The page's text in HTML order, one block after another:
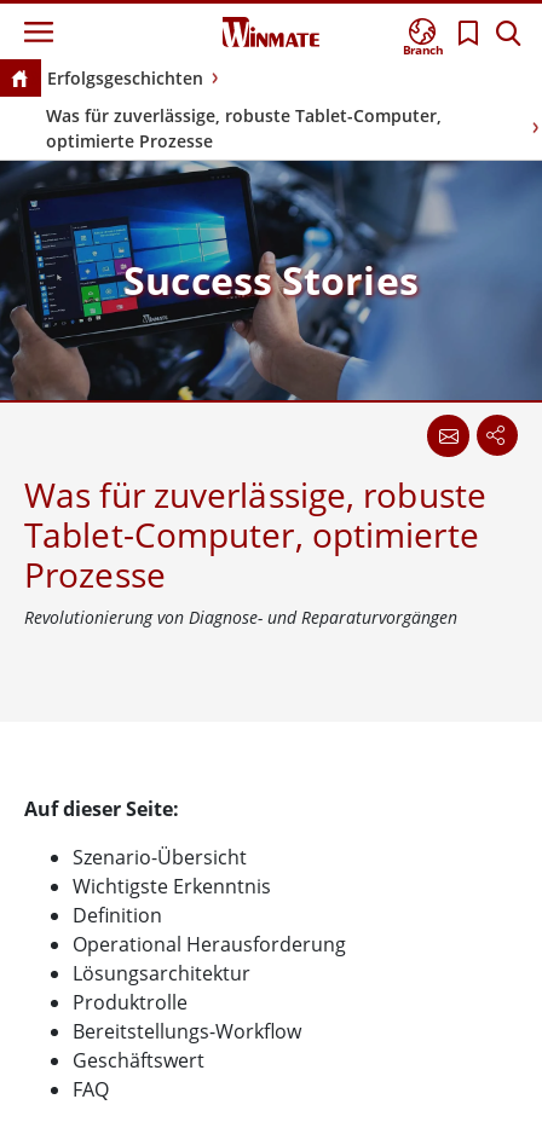
Branch
Erfolgsgeschichten
Was für zuverlässige, robuste Tablet-Computer,
optimierte Prozesse
Success Stories
Was für zuverlässige, robuste
Tablet-Computer, optimierte
Prozesse
Revolutionierung von Diagnose- und Reparaturvorgängen
Auf dieser Seite:
Szenario-Übersicht
Wichtigste Erkenntnis
Definition
Operational Herausforderung
Lösungsarchitektur
Produktrolle
Bereitstellungs-Workflow
Geschäftswert
FAQ